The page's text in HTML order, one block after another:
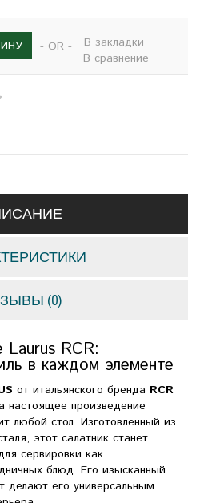
- OR -
В закладки
В сравнение
(0)
Laurus RCR:
в каждом элементе
от итальянского бренда RCR
настоящее произведение
любой стол. Изготовленный из
этот салатник станет
сервировки как
блюд. Его изысканный
делают его универсальным